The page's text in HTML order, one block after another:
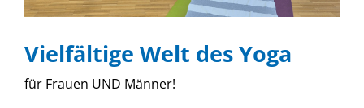
Vielfältige Welt des Yoga
für Frauen UND Männer!